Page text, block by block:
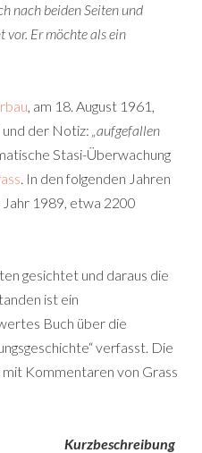
nach beiden Seiten und
vor. Er möchte als ein
, am 18. August 1961,
und der Notiz: „aufgefallen
Stasi-Überwachung
. In den folgenden Jahren
1989, etwa 2200
gesichtet und daraus die
ist ein
Buch über die
verfasst. Die
Kommentaren von Grass
Kurzbeschreibung